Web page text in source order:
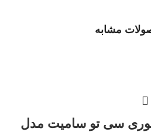
مشابه
سی تو سامیت مدل